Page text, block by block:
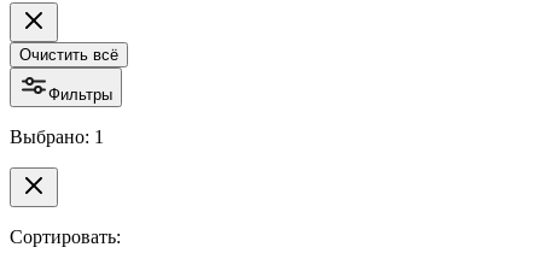
Очистить всё
Фильтры
Выбрано: 1
Сортировать: